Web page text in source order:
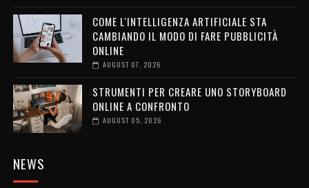
COME L'INTELLIGENZA ARTIFICIALE STA
CAMBIANDO IL MODO DI FARE PUBBLICITÀ
ONLINE
AUGUST 07, 2026
STRUMENTI PER CREARE UNO STORYBOARD
ONLINE A CONFRONTO
AUGUST 05, 2026
NEWS